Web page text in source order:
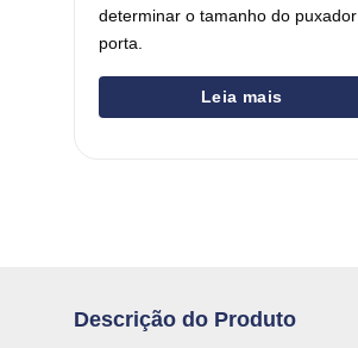
determinar o tamanho do
porta.
Leia mais
Descrição do Produto